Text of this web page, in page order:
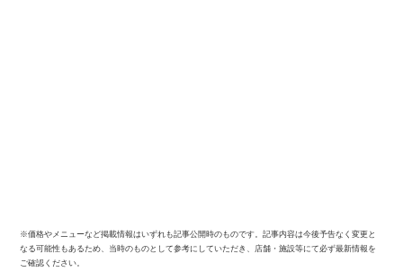
※価格やメニューなど掲載情報はいずれも記事公開時のものです。記事内容は今後予告なく変更と
なる可能性もあるため、当時のものとして参考にしていただき、店舗・施設等にて必ず最新情報を
ご確認ください。